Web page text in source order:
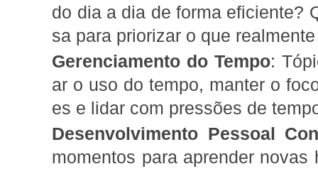
do dia a dia de forma eficiente?
sa para priorizar o que
Gerenciamento do Tempo:
ar o uso do tempo, manter o
es e lidar com pressões de
Desenvolvimento Pessoal
momentos para aprender novas